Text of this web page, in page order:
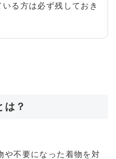
る方は必ず残しておき
は？
や不要になった着物を対